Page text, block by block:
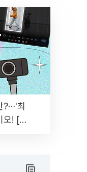
?⋯'최
오! [솔